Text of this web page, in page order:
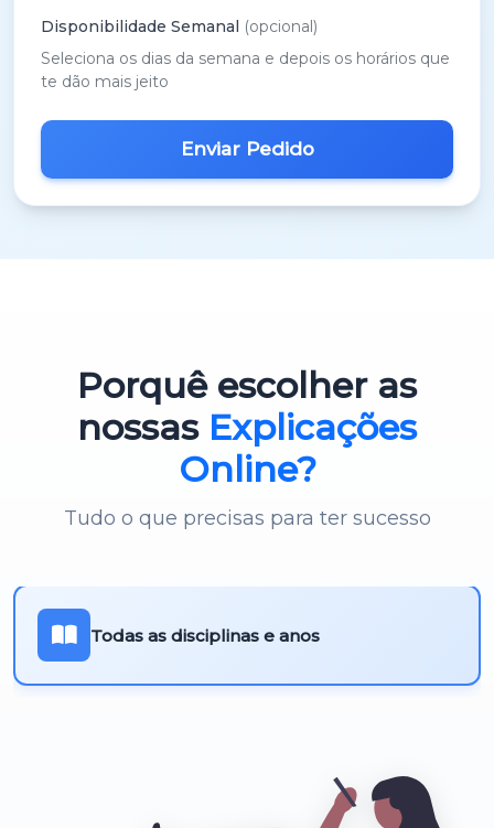
História A
História e Cultura das Artes
Inglês
Matemática 3º Ciclo
Português 3º Ciclo
Disponibilidade Semanal (opcional)
Seleciona os dias da semana e depois os horários que
te dão mais jeito
Porquê escolher as
nossas Explicações
Online?
Tudo o que precisas para ter sucesso
Todas as disciplinas e anos